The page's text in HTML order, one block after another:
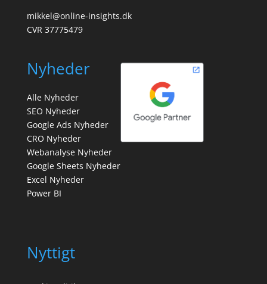
mikkel@online-insights.dk
CVR 37775479
Nyheder
Alle Nyheder
SEO Nyheder
Google Ads Nyheder
CRO Nyheder
Webanalyse Nyheder
Google Sheets Nyheder
Excel Nyheder
Power BI
Nyttigt